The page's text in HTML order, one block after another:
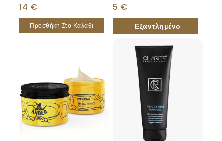
100ml
14 €
Προσθήκη Στο Καλάθι
Ταλκ Αρωματικό 250gr
5 €